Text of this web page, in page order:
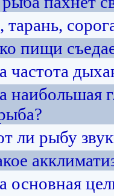
тарань,
пищи
частота
наибольшая
ли рыбу
основная